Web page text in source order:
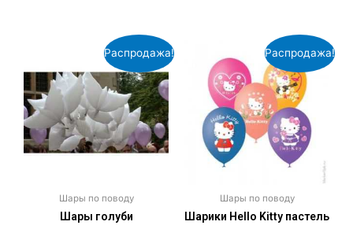
Распродажа!
Шары по поводу
Шары голуби
Распродажа!
Шары по поводу
Шарики Hello Kitty пастель